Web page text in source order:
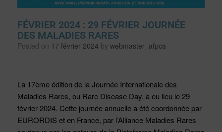
FÉVRIER 2024 : 29 FÉVRIER JOURNÉE
DES MALADIES RARES
Posted on 17 février 2024 by webmaster_afpca
La 17ème édition de la Journée Internationale des
Maladies Rares, ou Rare Disease Day, a eu lieu le 29
février 2024. Cette journée annuelle a été coordonnée par
EURORDIS et en France, par l’Alliance Maladies Rares